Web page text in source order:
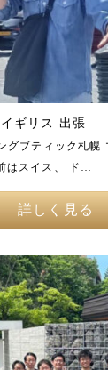
ギリス 出張
グブティック札
はスイス、 ド…
詳しく見る